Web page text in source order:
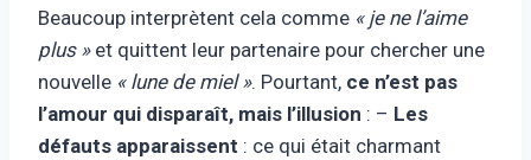
Beaucoup interprètent cela comme « je ne l’aime
plus »et quittent leur partenaire pour chercher une
nouvelle « lune de miel ». Pourtant, ce n’est pas
l’amour qui disparaît, mais l’illusion : – Les
défauts apparaissent : ce qui était charmant